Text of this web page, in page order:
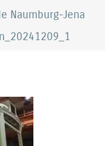
Naumburg-Jena